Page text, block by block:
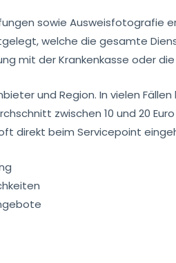
sowie Ausweisfotografie
welche die gesamte
mit der Krankenkasse oder
und Region. In vielen
zwischen 10 und 20
direkt beim Servicepoint